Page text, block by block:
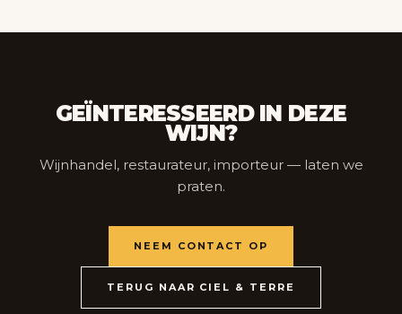
GEÏNTERESSEERD IN DEZE
WIJN?
Wijnhandel, restaurateur, importeur — laten we
praten.
NEEM CONTACT OP
TERUG NAAR CIEL & TERRE